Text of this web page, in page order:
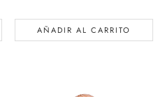
AÑADIR AL CARRITO